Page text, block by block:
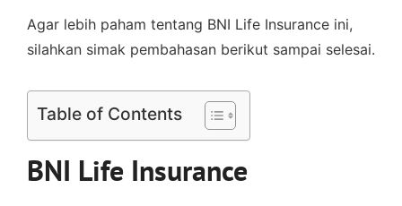
Agar lebih paham tentang BNI Life Insurance ini,
silahkan simak pembahasan berikut sampai selesai.
Table of Contents
BNI Life Insurance